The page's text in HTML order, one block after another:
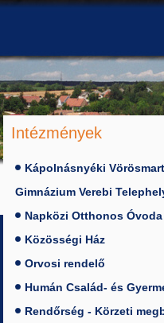
Intézmények
Kápolnásnyéki
Gimnázium Verebi
Napközi Otthonos Óvoda
Közösségi Ház
Orvosi rendelő
Humán Család- és
Rendőrség - Körzeti